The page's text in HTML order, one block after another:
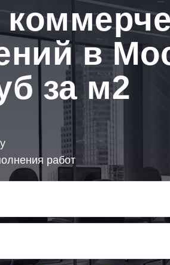
в
за м2
работ